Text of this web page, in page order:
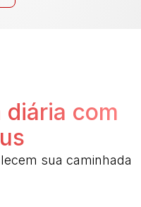
diária com
sua caminhada